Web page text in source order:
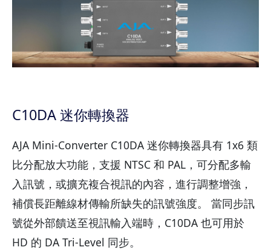
C10DA 迷你轉換器
AJA Mini-Converter C10DA 迷你轉換器具有 1x6 類
比分配放大功能，支援 NTSC 和 PAL，可分配多輸
入訊號，或擴充複合視訊的內容，進行調整增強，
補償長距離線材傳輸所缺失的訊號強度。 當同步訊
號從外部饋送至視訊輸入端時，C10DA 也可用於
HD 的 DA Tri-Level 同步。